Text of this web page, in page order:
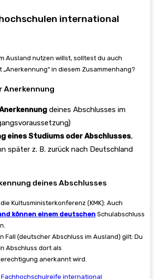
international
Ausland nutzen willst, solltest du auch
„Anerkennung“ in diesem Zusammenhang?
Anerkennung
deines Abschlusses im
eines Studiums oder Abschlusses,
später z. B. zurück nach Deutschland
deines Abschlusses
Kultusministerkonferenz (KMK): Auch
können einem deutschen Schulabschluss
Fall (deutscher Abschluss im Ausland) gilt: Du
Abschluss dort als
anerkannt wird.